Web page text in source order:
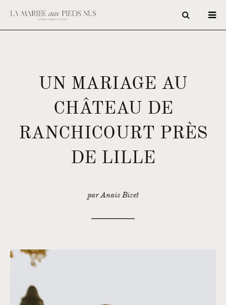
UN MARIAGE AU
CHÂTEAU DE
RANCHICOURT PRÈS
DE LILLE
par Anais Bizet